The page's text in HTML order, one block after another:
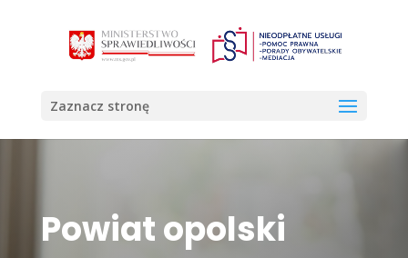
Zaznacz stronę
Powiat opolski